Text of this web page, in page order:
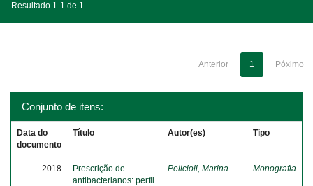
Resultado 1-1 de 1.
Anterior 1 Póximo
Conjunto de itens:
Data do
documento
Título Autor(es) Tipo
2018
Prescrição de
antibacterianos: perfil
Pelicioli, Marina Monografia